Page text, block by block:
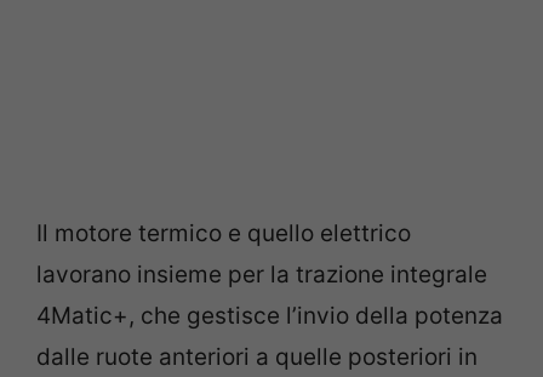
Il motore termico e quello elettrico
lavorano insieme per la trazione integrale
4Matic+, che gestisce l’invio della potenza
dalle ruote anteriori a quelle posteriori in